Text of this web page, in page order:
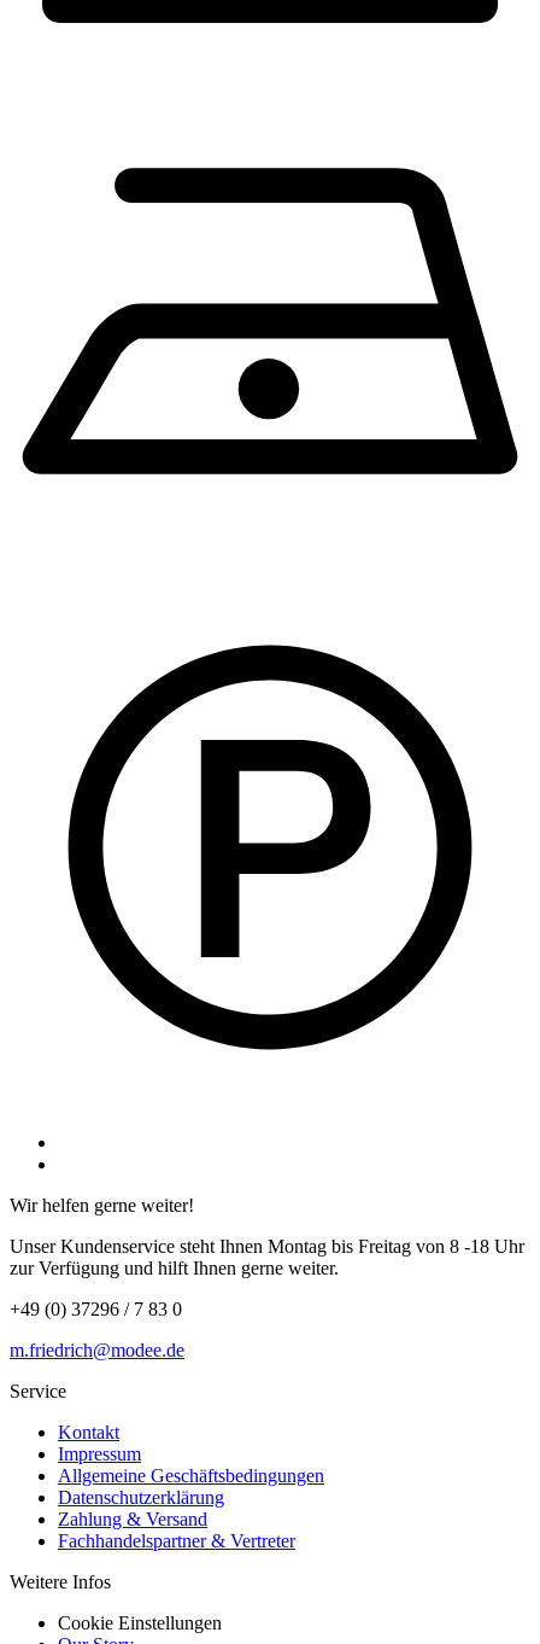
Wir helfen gerne weiter!
Unser Kundenservice steht Ihnen Montag bis Freitag von 8 -18 Uhr
zur Verfügung und hilft Ihnen gerne weiter.
+49 (0) 37296 / 7 83 0
m.friedrich@modee.de
Service
Kontakt
Impressum
Allgemeine Geschäftsbedingungen
Datenschutzerklärung
Zahlung & Versand
Fachhandelspartner & Vertreter
Weitere Infos
Cookie Einstellungen